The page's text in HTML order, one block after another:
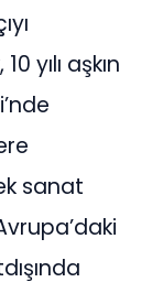
yılı aşkın
sanat